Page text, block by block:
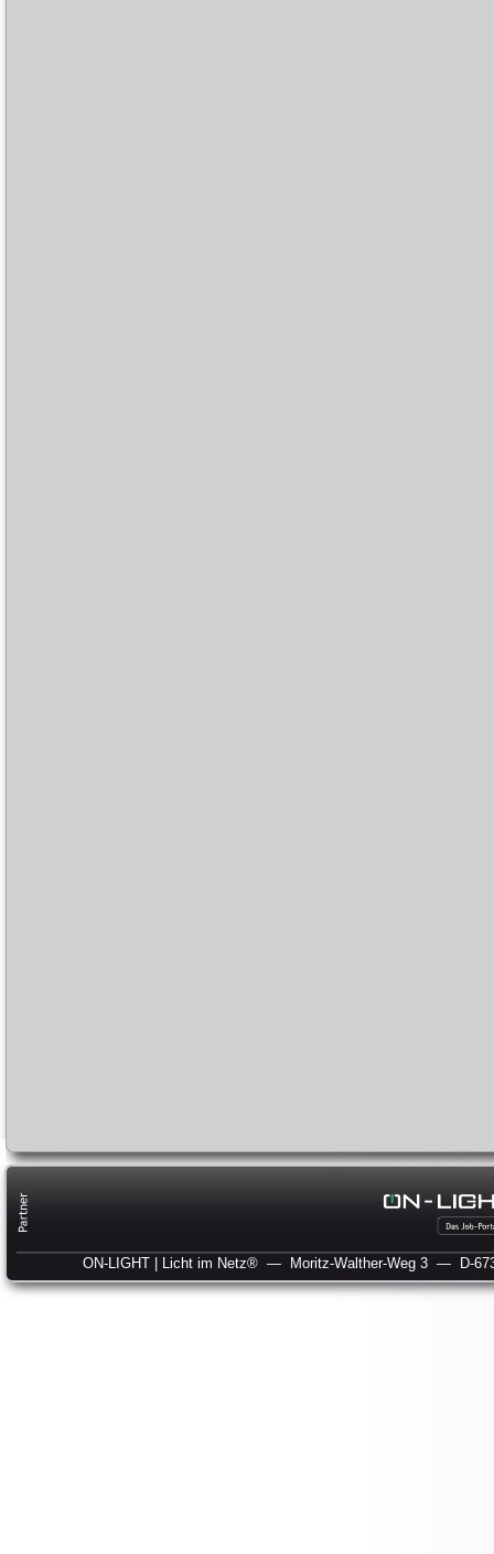
ON-LIGHT | Licht im Netz® — Moritz-Walther-Weg 3 — D-